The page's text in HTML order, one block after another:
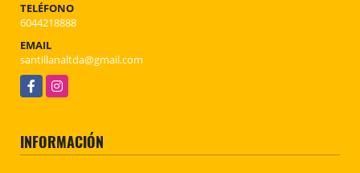
TELÉFONO
6044218888
EMAIL
santillanaltda@gmail.com
FacebookInstagram
INFORMACIÓN